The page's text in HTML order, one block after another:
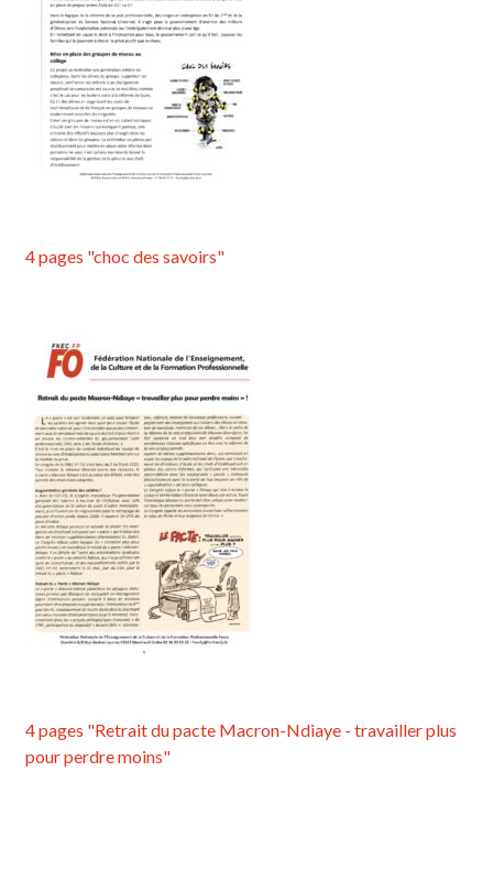
4 pages "choc des savoirs"
4 pages "Retrait du pacte Macron-Ndiaye - travailler plus
pour perdre moins"